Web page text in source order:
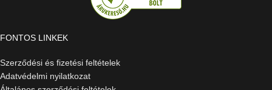
FONTOS LINKEK
Szerződési és fizetési feltételek
Adatvédelmi nyilatkozat